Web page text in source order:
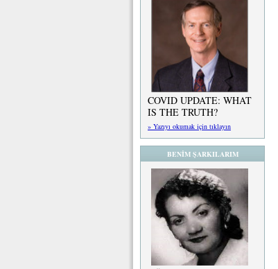
COVID UPDATE: WHAT
IS THE TRUTH?
» Yazıyı okumak için tıklayın
BENİM ŞARKILARIM